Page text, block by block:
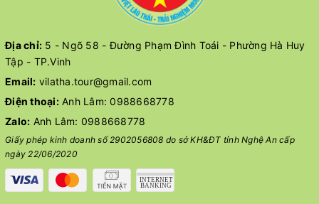
Địa chỉ: 5 - Ngõ 58 - Đường Phạm Đình Toái - Phường Hà Huy
Tập - TP.Vinh
Email: vilatha.tour@gmail.com
Điện thoại:Anh Lâm:0988668778
Zalo: Anh Lâm: 0988668778
Giấy phép kinh doanh số 2902056808 do sở KH&ĐT tỉnh Nghệ An cấp
ngày 22/06/2020